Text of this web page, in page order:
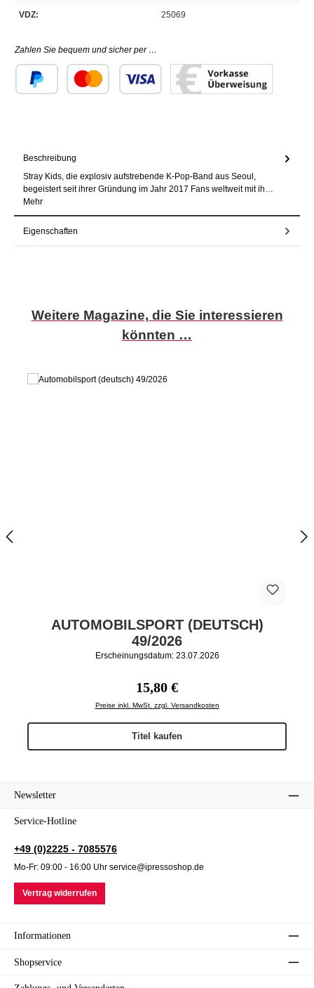
VDZ: 25069
Zahlen Sie bequem und sicher per …
Beschreibung
Stray Kids, die explosiv aufstrebende K-Pop-Band aus Seoul,
begeistert seit ihrer Gründung im Jahr 2017 Fans weltweit mit ih…
Mehr
Eigenschaften
Produktgalerie überspringen
Weitere Magazine, die Sie interessieren
könnten …
AUTOMOBILSPORT (DEUTSCH)
49/2026
Erscheinungsdatum: 23.07.2026
Regulärer Preis:
15,80 €
Preise inkl. MwSt. zzgl. Versandkosten
Titel kaufen
Newsletter
Service-Hotline
+49 (0)2225 - 7085576
Mo-Fr: 09:00 - 16:00 Uhr service@ipressoshop.de
Vertrag widerrufen
Informationen
Shopservice